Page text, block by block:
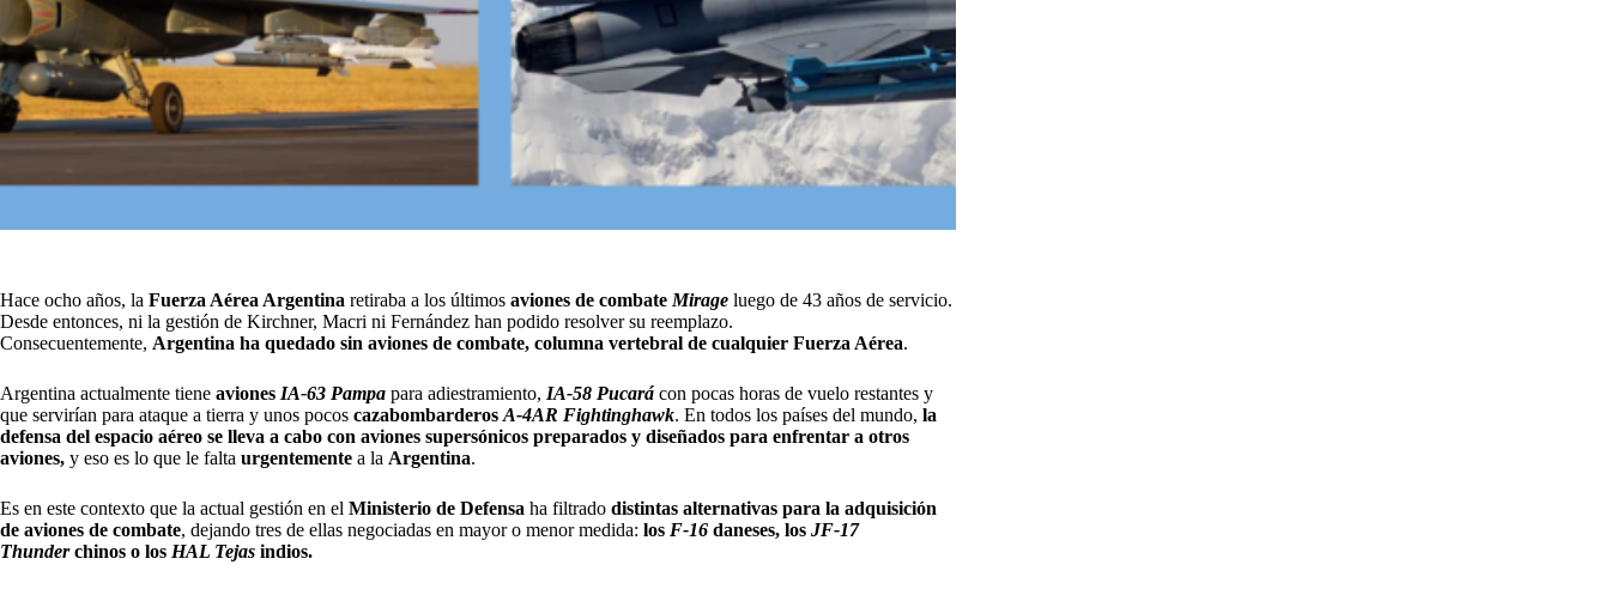
Hace ocho años, la Fuerza Aérea Argentina retiraba a los últimos aviones de combate Mirage luego de 43 años de servicio.
Desde entonces, ni la gestión de Kirchner, Macri ni Fernández han podido resolver su reemplazo.
Consecuentemente, Argentina ha quedado sin aviones de combate, columna vertebral de cualquier Fuerza Aérea.
Argentina actualmente tiene aviones IA-63 Pampa para adiestramiento, IA-58 Pucará con pocas horas de vuelo restantes y
que servirían para ataque a tierra y unos pocos cazabombarderos A-4AR Fightinghawk. En todos los países del mundo, la
defensa del espacio aéreo se lleva a cabo con aviones supersónicos preparados y diseñados para enfrentar a otros
aviones, y eso es lo que le falta urgentemente a la Argentina.
Es en este contexto que la actual gestión en el Ministerio de Defensa ha filtrado distintas alternativas para la adquisición
de aviones de combate, dejando tres de ellas negociadas en mayor o menor medida: los F-16 daneses, los JF-17
Thunderchinos o los HAL Tejas indios.